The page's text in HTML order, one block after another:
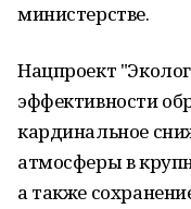
министерстве.
Нацпроект
эффективности
кардинальное
атмосферы в
а также